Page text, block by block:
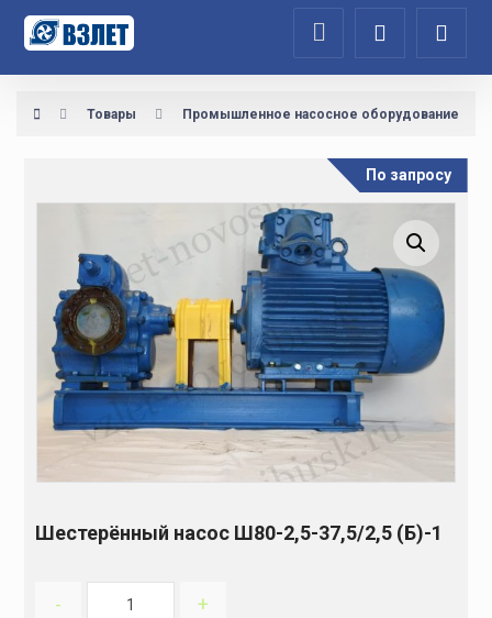
Товары Промышленное насосное оборудование
Увеличить изображение
Шестерённый насос Ш80-2,5-37,5/2,5 (Б)-1
По запросу
- +